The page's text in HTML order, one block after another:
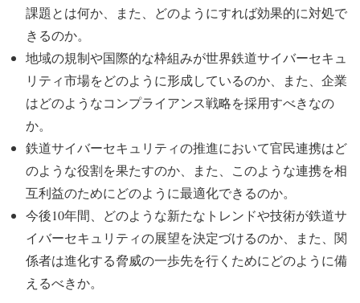
課題とは何か、また、どのようにすれば効果的に対処で
きるのか。
地域の規制や国際的な枠組みが世界鉄道サイバーセキュ
リティ市場をどのように形成しているのか、また、企業
はどのようなコンプライアンス戦略を採用すべきなの
か。
鉄道サイバーセキュリティの推進において官民連携はど
のような役割を果たすのか、また、このような連携を相
互利益のためにどのように最適化できるのか。
今後10年間、どのような新たなトレンドや技術が鉄道サ
イバーセキュリティの展望を決定づけるのか、また、関
係者は進化する脅威の一歩先を行くためにどのように備
えるべきか。